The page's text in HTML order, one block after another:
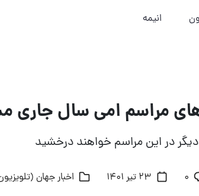
انیمه
مراسم امی سال
دیگر در این مراسم خواهند درخشید
۰ 23 تیر 1401 اخبار جهان